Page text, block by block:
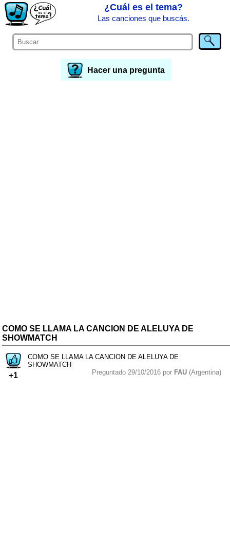
¿Cuál es el tema?
Las canciones que buscás.
Hacer una pregunta
COMO SE LLAMA LA CANCION DE ALELUYA DE
SHOWMATCH
+1
COMO SE LLAMA LA CANCION DE ALELUYA DE
SHOWMATCH
Preguntado 29/10/2016 por FAU (Argentina)